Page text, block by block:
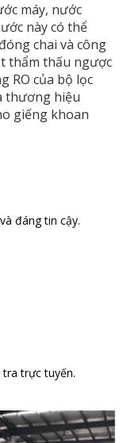
máy, nước
này có thể
chai và công
thẩm thấu ngược
RO của bộ lọc
thương hiệu
giếng khoan
đáng tin cậy.
trực tuyến.